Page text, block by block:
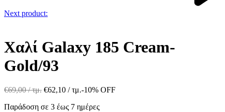
Next product:
Χαλί Galaxy 185 Cream-
Gold/93
€69,00/ τμ. €62,10 / τμ.-10% OFF
Παράδοση σε 3 έως 7 ημέρες